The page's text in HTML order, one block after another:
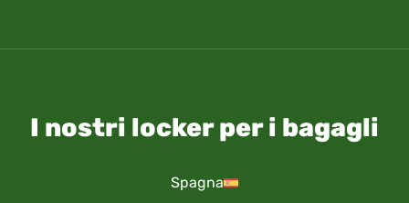
I nostri locker per i bagagli
Spagna